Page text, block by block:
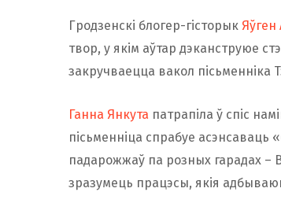
Гродзенскі блогер-гісторык Яўген
твор, у якім аўтар дэканструюе
закручваецца вакол пісьменніка
Ганна Янкута патрапіла ў спіс
пісьменніца спрабуе асэнсаваць
падарожжаў па розных гарадах –
зразумець працэсы, якія